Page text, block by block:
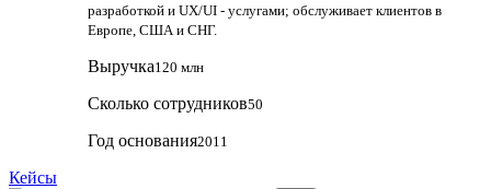
разработкой и UX/UI - услугами; обслуживает клиентов в
Европе, США и СНГ.
Выручка120 млн
Сколько сотрудников50
Год основания2011
Кейсы